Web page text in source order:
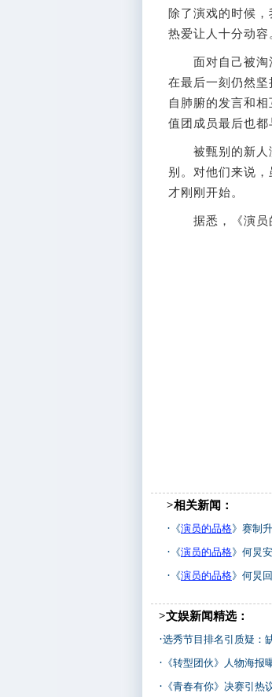
除了演戏的时候
热爱让人十分动容
面对自己被淘汰
在最后一刻仍然
自肺腑的发言和
值团成员最后也都
被甄别的新人演
别。对他们来说
才刚刚开始。
据悉，《演员
>相关新闻：
· 《演员的品格》赛制
· 《演员的品格》何炅
· 《演员的品格》何炅
>文娱新闻精选：
·选秀节目排名引质疑：缺
· 《转型团伙》人物海报
· 《青春有你》决赛引热